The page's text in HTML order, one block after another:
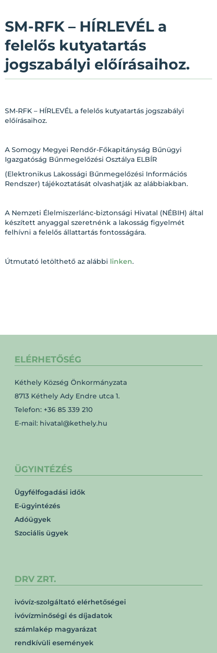
SM-RFK – HÍRLEVÉL a
felelős kutyatartás
jogszabályi előírásaihoz.
SM-RFK – HÍRLEVÉL a felelős kutyatartás jogszabályi
előírásaihoz.
A Somogy Megyei Rendőr-Főkapitányság Bűnügyi
Igazgatóság Bűnmegelőzési Osztálya ELBÍR
(Elektronikus Lakossági Bűnmegelőzési Információs
Rendszer) tájékoztatását olvashatják az alábbiakban.
A Nemzeti Élelmiszerlánc-biztonsági Hivatal (NÉBIH) által
készített anyaggal szeretnénk a lakosság figyelmét
felhívni a felelős állattartás fontosságára.
Útmutató letölthető az alábbi linken.
ELÉRHETŐSÉG
Kéthely Község Önkormányzata
8713 Kéthely Ady Endre utca 1.
Telefon: +36 85 339 210
E-mail: hivatal@kethely.hu
ÜGYINTÉZÉS
Ügyfélfogadási idők
E-ügyintézés
Adóügyek
Szociális ügyek
DRV ZRT.
ivóvíz-szolgáltató elérhetőségei
ivóvízminőségi és díjadatok
számlakép magyarázat
rendkívüli események